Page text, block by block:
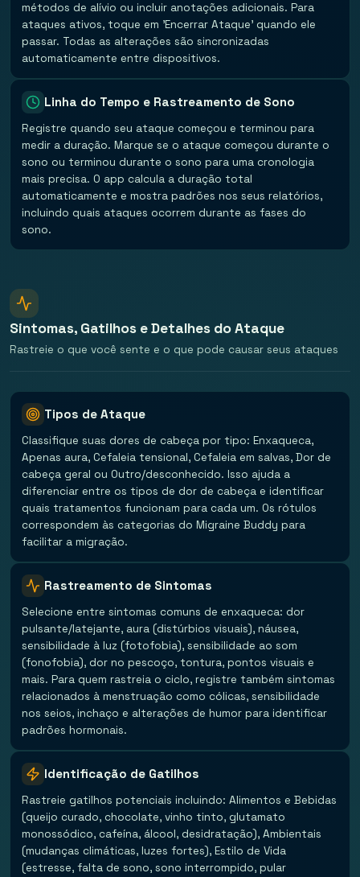
métodos de alívio ou incluir anotações adicionais. Para
ataques ativos, toque em 'Encerrar Ataque' quando ele
passar. Todas as alterações são sincronizadas
automaticamente entre dispositivos.
Linha do Tempo e Rastreamento de Sono
Registre quando seu ataque começou e terminou para
medir a duração. Marque se o ataque começou durante o
sono ou terminou durante o sono para uma cronologia
mais precisa. O app calcula a duração total
automaticamente e mostra padrões nos seus relatórios,
incluindo quais ataques ocorrem durante as fases do
sono.
Sintomas, Gatilhos e Detalhes do Ataque
Rastreie o que você sente e o que pode causar seus ataques
Tipos de Ataque
Classifique suas dores de cabeça por tipo: Enxaqueca,
Apenas aura, Cefaleia tensional, Cefaleia em salvas, Dor de
cabeça geral ou Outro/desconhecido. Isso ajuda a
diferenciar entre os tipos de dor de cabeça e identificar
quais tratamentos funcionam para cada um. Os rótulos
correspondem às categorias do Migraine Buddy para
facilitar a migração.
Rastreamento de Sintomas
Selecione entre sintomas comuns de enxaqueca: dor
pulsante/latejante, aura (distúrbios visuais), náusea,
sensibilidade à luz (fotofobia), sensibilidade ao som
(fonofobia), dor no pescoço, tontura, pontos visuais e
mais. Para quem rastreia o ciclo, registre também sintomas
relacionados à menstruação como cólicas, sensibilidade
nos seios, inchaço e alterações de humor para identificar
padrões hormonais.
Identificação de Gatilhos
Rastreie gatilhos potenciais incluindo: Alimentos e Bebidas
(queijo curado, chocolate, vinho tinto, glutamato
monossódico, cafeína, álcool, desidratação), Ambientais
(mudanças climáticas, luzes fortes), Estilo de Vida
(estresse, falta de sono, sono interrompido, pular